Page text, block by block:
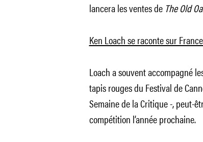
lancera les ventes de The Old
Ken Loach se raconte sur
Loach a souvent accompagné
tapis rouges du Festival de
Semaine de la Critique -, peut-
compétition l’année prochaine.